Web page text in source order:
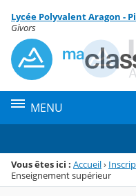
Menu de la rubrique
Contenu
Lycée Polyvalent Aragon -
Givors
MENU
Vous êtes ici : Accueil›
Enseignement supérieur